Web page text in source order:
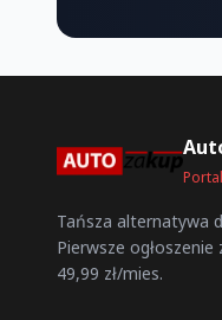
Tańsza alternatywa
Pierwsze
49,99 zł/mies.